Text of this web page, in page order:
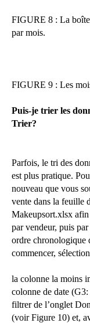
FIGURE 8 : La
par mois.
FIGURE 9 : Les
Puis-je trier les
Trier?
Parfois, le tri des
est plus pratique.
nouveau que vous
vente dans la feuille
Makeupsort.xlsx afin
par vendeur, puis
ordre chronologique
commencer,
la colonne la moins
colonne de date
filtrer de l’onglet
(voir Figure 10) et,